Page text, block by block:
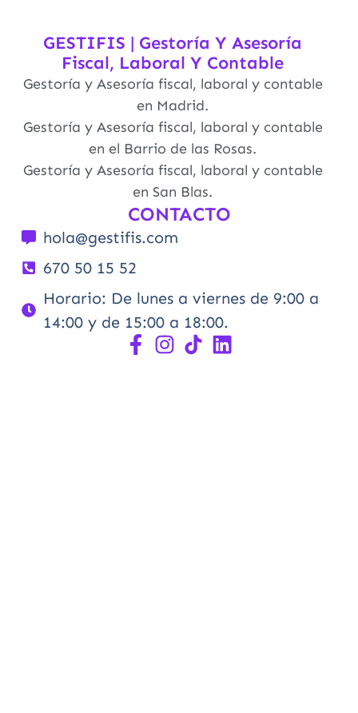
GESTIFIS | Gestoría Y Asesoría
Fiscal, Laboral Y Contable
Gestoría y Asesoría fiscal, laboral y contable
en Madrid.
Gestoría y Asesoría fiscal, laboral y contable
en el Barrio de las Rosas.
Gestoría y Asesoría fiscal, laboral y contable
en San Blas.
CONTACTO
hola@gestifis.com
670 50 15 52
Horario: De lunes a viernes de 9:00 a
14:00 y de 15:00 a 18:00.